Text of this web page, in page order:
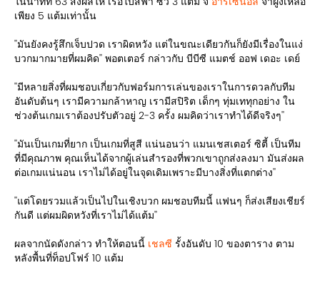
เพียง 5 แต้มเท่านั้น
''มันยังคงรู้สึกเจ็บปวด เราผิดหวัง แต่ในขณะเดียวกันก็ยังมีเรื่องในแง่
บวกมากมายที่ผมคิด'' พอตเตอร์ กล่าวกับ บีบีซี แมตช์ ออฟ เดอะ เดย์
''มีหลายสิ่งที่ผมชอบเกี่ยวกับฟอร์มการเล่นของเราในการดวลกับทีม
อันดับต้นๆ เรามีความกล้าหาญ เรามีสปิริต เด็กๆ ทุ่มเททุกอย่าง ใน
ช่วงต้นเกมเราต้องปรับตัวอยู่ 2-3 ครั้ง ผมคิดว่าเราทำได้ดีจริงๆ''
''มันเป็นเกมที่ยาก เป็นเกมที่สูสี แน่นอนว่า แมนเชสเตอร์ ซิตี้ เป็นทีม
ที่มีคุณภาพ คุณเห็นได้จากผู้เล่นสำรองที่พวกเขาถูกส่งลงมา มันส่งผล
ต่อเกมแน่นอน เราไม่ได้อยู่ในจุดเดิมเพราะมีบางสิ่งที่แตกต่าง''
''แต่โดยรวมแล้วเป็นไปในเชิงบวก ผมชอบทีมนี้ แฟนๆ ก็ส่งเสียงเชียร์
กันดี แต่ผมผิดหวังที่เราไม่ได้แต้ม''
ผลจากนัดดังกล่าว ทำให้ตอนนี้ เชลซี รั้งอันดับ 10 ของตาราง ตาม
หลังพื้นที่ท็อปโฟร์ 10 แต้ม